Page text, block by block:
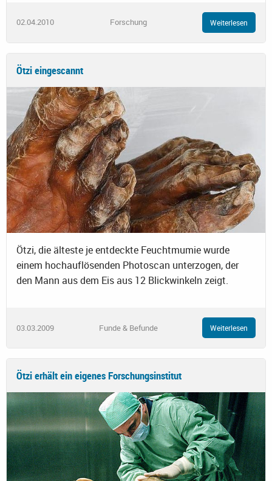
02.04.2010 Forschung Weiterlesen
Ötzi eingescannt
Ötzi, die älteste je entdeckte Feuchtmumie wurde
einem hochauflösenden Photoscan unterzogen, der
den Mann aus dem Eis aus 12 Blickwinkeln zeigt.
03.03.2009 Funde & Befunde Weiterlesen
Ötzi erhält ein eigenes Forschungsinstitut